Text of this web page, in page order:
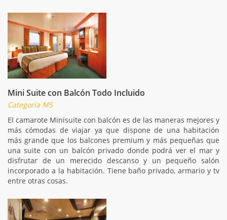
Mini Suite con Balcón Todo Incluido
Categoría MS
El camarote Minisuite con balcón es de las maneras mejores y
más cómodas de viajar ya que dispone de una habitación
más grande que los balcones premium y más pequeñas que
una suite con un balcón privado donde podrá ver el mar y
disfrutar de un merecido descanso y un pequeño salón
incorporado a la habitación. Tiene baño privado, armario y tv
entre otras cosas.